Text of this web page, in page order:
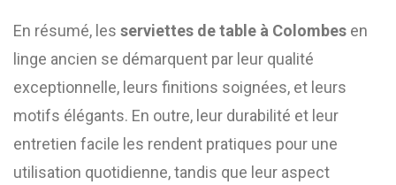
En résumé, les serviettes de table à Colombes en
linge ancien se démarquent par leur qualité
exceptionnelle, leurs finitions soignées, et leurs
motifs élégants. En outre, leur durabilité et leur
entretien facile les rendent pratiques pour une
utilisation quotidienne, tandis que leur aspect